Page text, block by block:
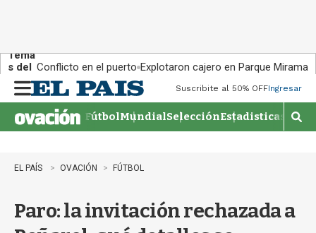
Tema
s del
día:
Conflicto en el puerto Explotaron cajero en Parque Miramar
n
u
Suscribite al 50% OFFIngresar
FútbolMundialSelecciónEstadisticas
M
o
EL PAÍS OVACIÓN FÚTBOL
Paro: la invitación rechazada a